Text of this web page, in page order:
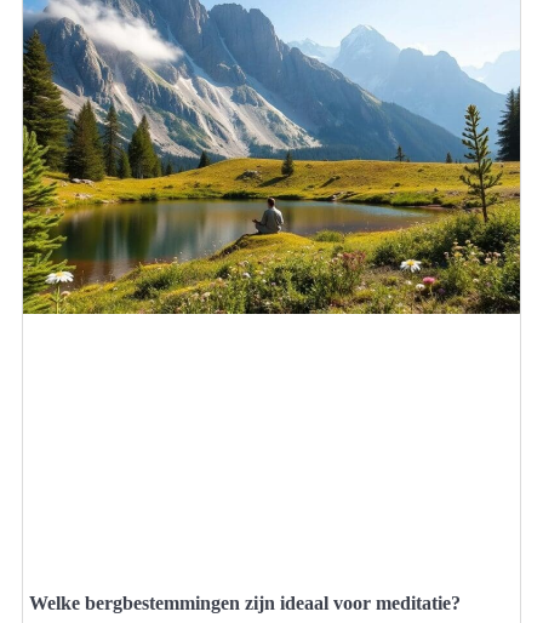
Welke bergbestemmingen zijn ideaal voor meditatie?